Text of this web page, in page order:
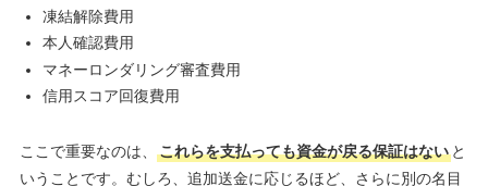
凍結解除費用
本人確認費用
マネーロンダリング審査費用
信用スコア回復費用
ここで重要なのは、 これらを支払っても資金が戻る保証はないと
いうことです。むしろ、追加送金に応じるほど、さらに別の名目